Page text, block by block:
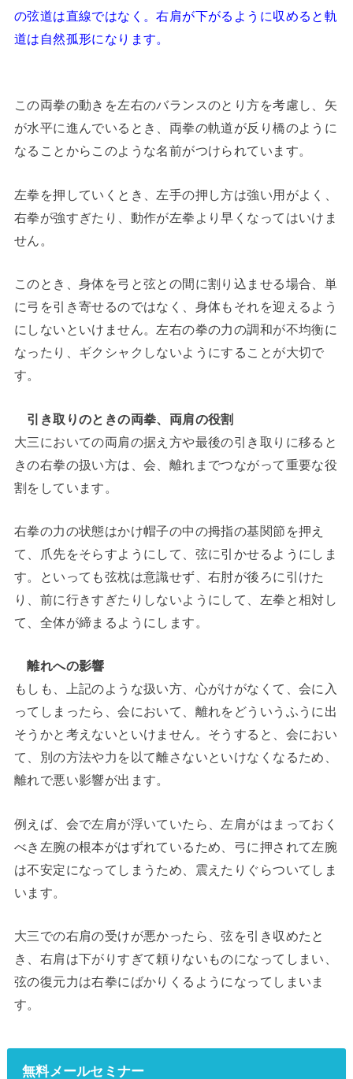
の弦道は直線ではなく。右肩が下がるように収めると軌
道は自然孤形になります。
この両拳の動きを左右のバランスのとり方を考慮し、矢
が水平に進んでいるとき、両拳の軌道が反り橋のように
なることからこのような名前がつけられています。
左拳を押していくとき、左手の押し方は強い用がよく、
右拳が強すぎたり、動作が左拳より早くなってはいけま
せん。
このとき、身体を弓と弦との間に割り込ませる場合、単
に弓を引き寄せるのではなく、身体もそれを迎えるよう
にしないといけません。左右の拳の力の調和が不均衡に
なったり、ギクシャクしないようにすることが大切で
す。
引き取りのときの両拳、両肩の役割
大三においての両肩の据え方や最後の引き取りに移ると
きの右拳の扱い方は、会、離れまでつながって重要な役
割をしています。
右拳の力の状態はかけ帽子の中の拇指の基関節を押え
て、爪先をそらすようにして、弦に引かせるようにしま
す。といっても弦枕は意識せず、右肘が後ろに引けた
り、前に行きすぎたりしないようにして、左拳と相対し
て、全体が締まるようにします。
離れへの影響
もしも、上記のような扱い方、心がけがなくて、会に入
ってしまったら、会において、離れをどういうふうに出
そうかと考えないといけません。そうすると、会におい
て、別の方法や力を以て離さないといけなくなるため、
離れで悪い影響が出ます。
例えば、会で左肩が浮いていたら、左肩がはまっておく
べき左腕の根本がはずれているため、弓に押されて左腕
は不安定になってしまうため、震えたりぐらついてしま
います。
大三での右肩の受けが悪かったら、弦を引き収めたと
き、右肩は下がりすぎて頼りないものになってしまい、
弦の復元力は右拳にばかりくるようになってしまいま
す。
無料メールセミナー